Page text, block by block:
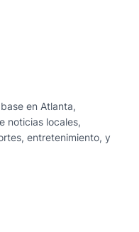
en Atlanta,
noticias locales,
entretenimiento, y